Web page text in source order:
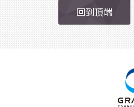
回到頂端